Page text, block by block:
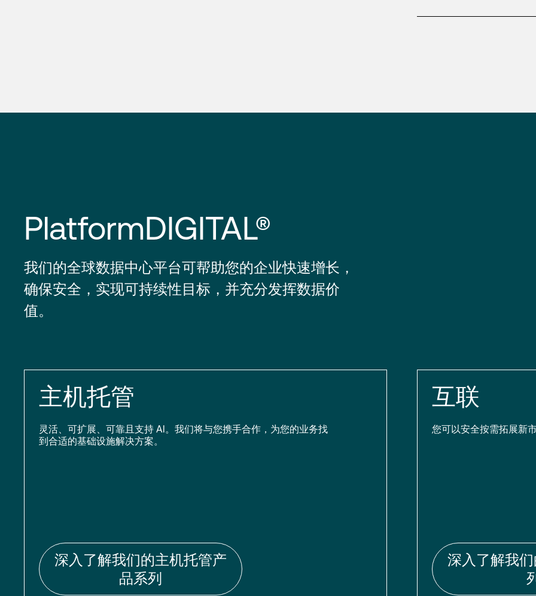
PlatformDIGITAL®
我们的全球数据中心平台可帮助您的企业快速增长，
确保安全，实现可持续性目标，并充分发挥数据价
值。
主机托管
灵活、可扩展、可靠且支持 AI。我们将与您携手合作，为您的业务找
到合适的基础设施解决方案。
深入了解我们的主机托管产
品系列
互联
您可以安全按需拓展新
深入了解我